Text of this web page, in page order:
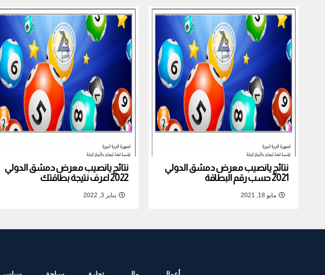
نتائج يانصيب معرض دمشق الدولي
2021 حسب رقم البطاقة
مايو 18, 2021
نتائج يانصيب معرض دمشق الدولي
2022 اعرف نتيجة بطاقتك
يناير 3, 2022